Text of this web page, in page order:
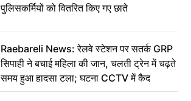
पुलिसकर्मियों को वितरित किए गए छाते
Raebareli News: रेलवे स्टेशन पर सतर्क GRP
सिपाही ने बचाई महिला की जान, चलती ट्रेन में चढ़ते
समय हुआ हादसा टला; घटना CCTV में कैद